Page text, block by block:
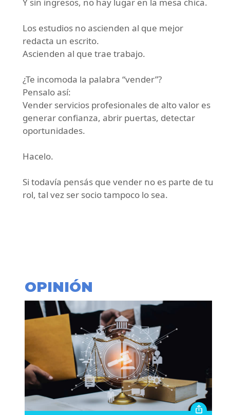
Y sin ingresos, no hay lugar en la mesa chica.
Los estudios no ascienden al que mejor
redacta un escrito.
Ascienden al que trae trabajo.
¿Te incomoda la palabra “vender”?
Pensalo así:
Vender servicios profesionales de alto valor es
generar confianza, abrir puertas, detectar
oportunidades.
Hacelo.
Si todavía pensás que vender no es parte de tu
rol, tal vez ser socio tampoco lo sea.
OPINIÓN